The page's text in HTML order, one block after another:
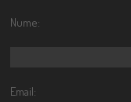
Nume:
Email: